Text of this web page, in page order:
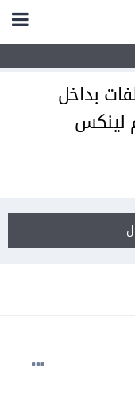
بداخل